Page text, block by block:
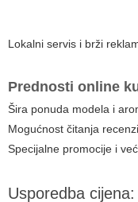
Lokalni servis i brži
Prednosti online
Šira ponuda modela i
Mogućnost čitanja
Specijalne promocije i
Usporedba